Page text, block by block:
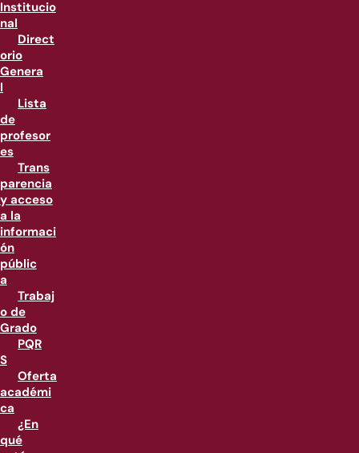
Institucio
nal
Direct
orio
Genera
l
Lista
de
profesor
es
Trans
parencia
y acceso
a la
informaci
ón
públic
a
Trabaj
o de
Grado
PQR
S
Oferta
académi
ca
¿En
qué